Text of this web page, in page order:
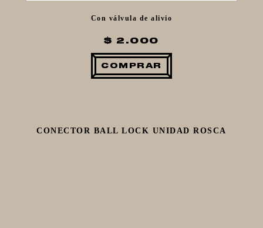
Con válvula de alivio
$ 2.000
COMPRAR
CONECTOR BALL LOCK UNIDAD ROSCA